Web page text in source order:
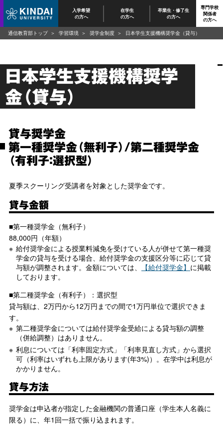
入学希望
の方へ
在学生
の方へ
卒業生・修了生
の方へ
専門学校
関係者
の方へ
日本学生支援機構奨学
金（貸与）
貸与奨学金
第一種奨学金（無利子）/第二種奨学金
（有利子：選択型）
夏季スクーリング受講者を対象とした奨学金です。
貸与金額
■第一種奨学金（無利子）
88,000円（年額）
給付奨学金による授業料減免を受けている人が併せて第一種奨
学金の貸与を受ける場合、給付奨学金の支援区分等に応じて貸
与額が調整されます。金額については、
【給付奨学金】 に掲載
しております。
■第二種奨学金（有利子）：選択型
貸与額は、2万円から12万円までの間で1万円単位で選択できま
す。
第二種奨学金については給付奨学金受給による貸与額の調整
（併給調整）はありません。
利息については「利率固定方式」「利率見直し方式」から選択
可（利率はいずれも上限があります(年3%)）。在学中は利息が
かかりません。
貸与方法
奨学金は申込者が指定した金融機関の普通口座（学生本人名義に
限る）に、年1回一括で振り込まれます。
通信教育部トップ 学習環境 奨学金制度 日本学生支援機構奨学金（貸与）